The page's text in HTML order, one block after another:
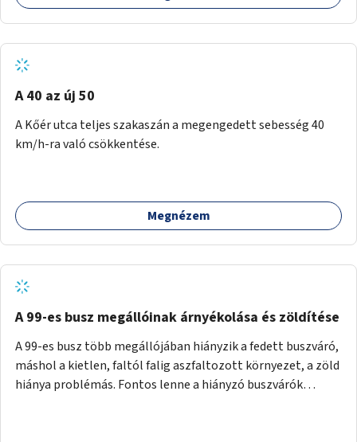
A 40 az új 50
A Kőér utca teljes szakaszán a megengedett sebesség 40
km/h-ra való csökkentése.
Megnézem
A 99-es busz megállóinak árnyékolása és zöldítése
A 99-es busz több megállójában hiányzik a fedett buszváró,
máshol a kietlen, faltól falig aszfaltozott környezet, a zöld
hiánya problémás. Fontos lenne a hiányzó buszvárók